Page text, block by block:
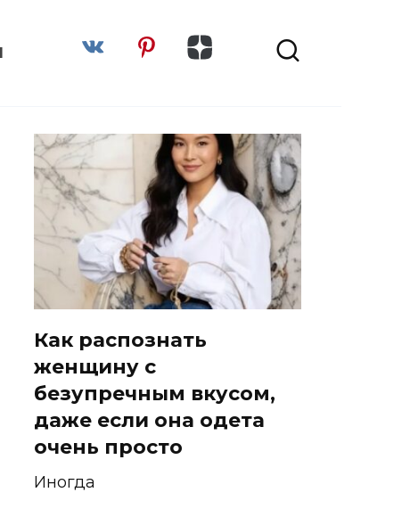
Как распознать
женщину с
безупречным вкусом,
даже если она одета
очень просто
Иногда